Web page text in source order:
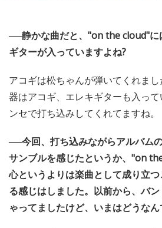
──静かな曲だと、"on the cloud"に
ギターが入っていますよね?
アコギは松ちゃんが弾いてくれま
器はアコギ、エレキギターも入っ
ンセで打ち込みしてくれてますね。
──今回、打ち込みながらアルバム
サンブルを感じたというか、"on
心というよりは楽曲として成り立
る感じはしました。以前から、バ
ゃってましたけど、いまはどうなん